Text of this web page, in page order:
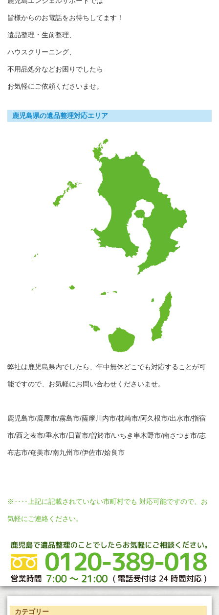
皆様からのお電話をお待ちしてます！
遺品整理・生前整理、
ハウスクリーニング、
不用品処分などお困りでしたら
お気軽にご依頼くださいませ。
鹿児島県の遺品整理対応エリア
弊社は鹿児島県内でしたら、年中無休どこでも対応することが可
能ですので、お気軽にお問い合わせくださいませ。
鹿児島市/鹿屋市/霧島市/薩摩川内市/枕崎市/阿久根市/出水市/指宿
市/西之表市/垂水市/日置市/曽於市/いちき串木野市/南さつま市/志
布志市/奄美市/南九州市/伊佐市/姶良市
※‥‥上記に記載されていない市町村でも 対応可能ですので、お
気軽にご連絡ください。
カテゴリー